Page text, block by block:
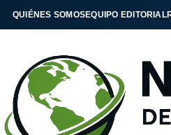
QUIÉNES SOMOSEQUIPO EDITORIAL